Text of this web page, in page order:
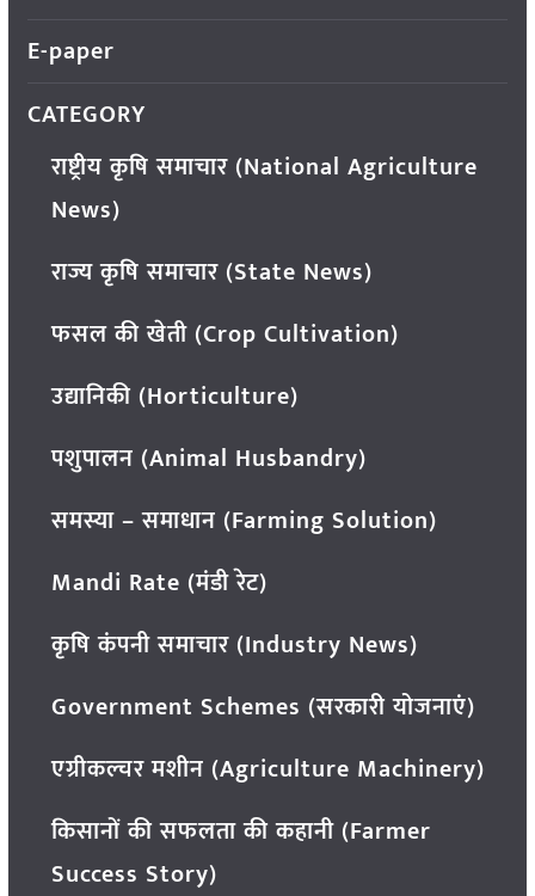
E-paper
CATEGORY
राष्ट्रीय कृषि समाचार (National Agriculture
News)
राज्य कृषि समाचार (State News)
फसल की खेती (Crop Cultivation)
उद्यानिकी (Horticulture)
पशुपालन (Animal Husbandry)
समस्या – समाधान (Farming Solution)
Mandi Rate (मंडी रेट)
कृषि कंपनी समाचार (Industry News)
Government Schemes (सरकारी योजनाएं)
एग्रीकल्चर मशीन (Agriculture Machinery)
किसानों की सफलता की कहानी (Farmer
Success Story)